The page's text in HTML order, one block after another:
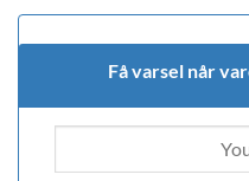
Få varsel når